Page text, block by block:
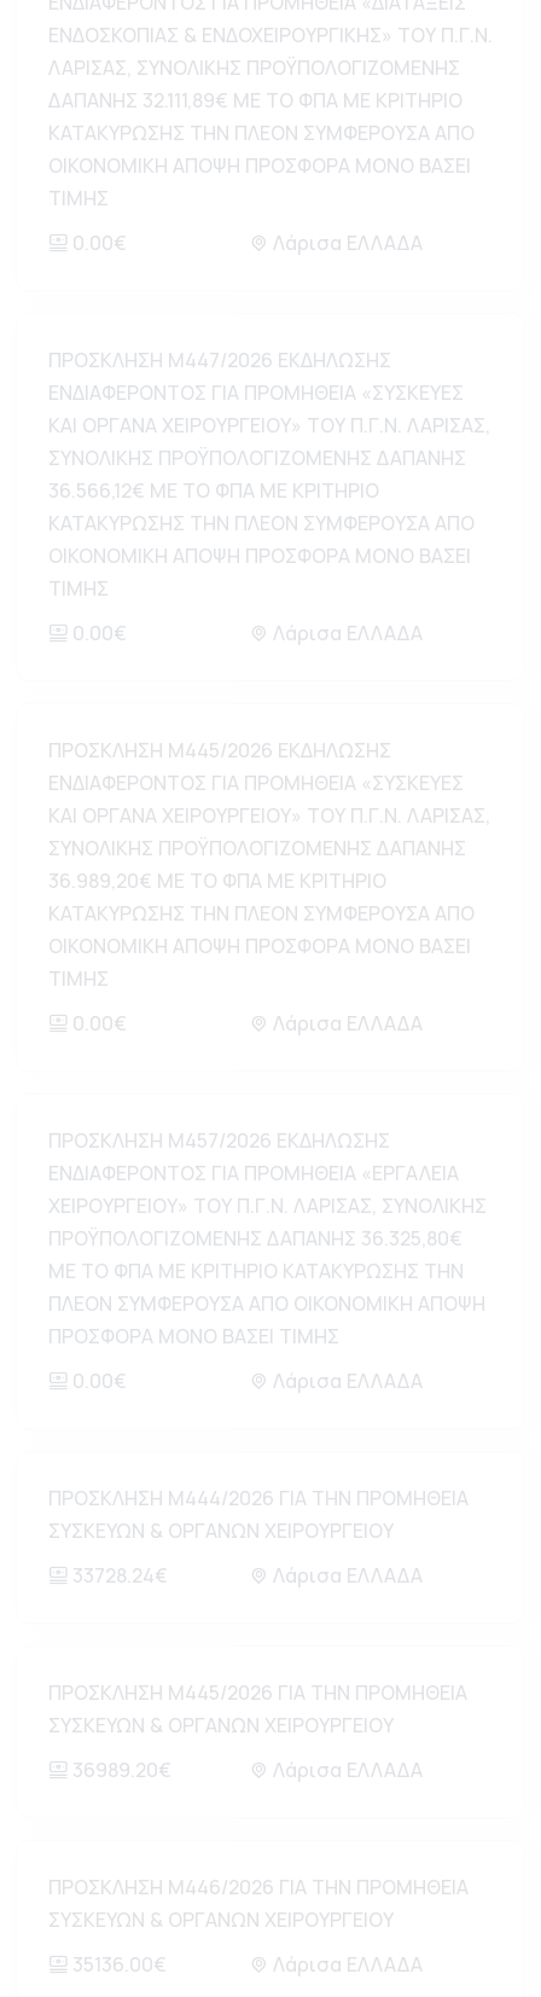
ΕΝΔΟΣΚΟΠΙΑΣ & ΕΝΔΟΧΕΙΡΟΥΡΓΙΚΗΣ» ΤΟΥ Π.Γ.Ν.
ΛΑΡΙΣΑΣ, ΣΥΝΟΛΙΚΗΣ ΠΡΟΫΠΟΛΟΓΙΖΟΜΕΝΗΣ
ΔΑΠΑΝΗΣ 32.111,89€ ΜΕ ΤΟ ΦΠΑ ΜΕ ΚΡΙΤΗΡΙΟ
ΚΑΤΑΚΥΡΩΣΗΣ ΤΗΝ ΠΛΕΟΝ ΣΥΜΦΕΡΟΥΣΑ ΑΠΟ
ΟΙΚΟΝΟΜΙΚΗ ΑΠΟΨΗ ΠΡΟΣΦΟΡΑ ΜΟΝΟ ΒΑΣΕΙ
ΤΙΜΗΣ
0.00€
Λάρισα ΕΛΛΑΔΑ
ΠΡΟΣΚΛΗΣΗ Μ447/2026 ΕΚΔΗΛΩΣΗΣ
ΕΝΔΙΑΦΕΡΟΝΤΟΣ ΓΙΑ ΠΡΟΜΗΘΕΙΑ «ΣΥΣΚΕΥΕΣ
ΚΑΙ ΟΡΓΑΝΑ ΧΕΙΡΟΥΡΓΕΙΟΥ» ΤΟΥ Π.Γ.Ν. ΛΑΡΙΣΑΣ,
ΣΥΝΟΛΙΚΗΣ ΠΡΟΫΠΟΛΟΓΙΖΟΜΕΝΗΣ ΔΑΠΑΝΗΣ
36.566,12€ ΜΕ ΤΟ ΦΠΑ ΜΕ ΚΡΙΤΗΡΙΟ
ΚΑΤΑΚΥΡΩΣΗΣ ΤΗΝ ΠΛΕΟΝ ΣΥΜΦΕΡΟΥΣΑ ΑΠΟ
ΟΙΚΟΝΟΜΙΚΗ ΑΠΟΨΗ ΠΡΟΣΦΟΡΑ ΜΟΝΟ ΒΑΣΕΙ
ΤΙΜΗΣ
0.00€
Λάρισα ΕΛΛΑΔΑ
ΠΡΟΣΚΛΗΣΗ Μ445/2026 ΕΚΔΗΛΩΣΗΣ
ΕΝΔΙΑΦΕΡΟΝΤΟΣ ΓΙΑ ΠΡΟΜΗΘΕΙΑ «ΣΥΣΚΕΥΕΣ
ΚΑΙ ΟΡΓΑΝΑ ΧΕΙΡΟΥΡΓΕΙΟΥ» ΤΟΥ Π.Γ.Ν. ΛΑΡΙΣΑΣ,
ΣΥΝΟΛΙΚΗΣ ΠΡΟΫΠΟΛΟΓΙΖΟΜΕΝΗΣ ΔΑΠΑΝΗΣ
36.989,20€ ΜΕ ΤΟ ΦΠΑ ΜΕ ΚΡΙΤΗΡΙΟ
ΚΑΤΑΚΥΡΩΣΗΣ ΤΗΝ ΠΛΕΟΝ ΣΥΜΦΕΡΟΥΣΑ ΑΠΟ
ΟΙΚΟΝΟΜΙΚΗ ΑΠΟΨΗ ΠΡΟΣΦΟΡΑ ΜΟΝΟ ΒΑΣΕΙ
ΤΙΜΗΣ
0.00€
Λάρισα ΕΛΛΑΔΑ
ΠΡΟΣΚΛΗΣΗ Μ457/2026 ΕΚΔΗΛΩΣΗΣ
ΕΝΔΙΑΦΕΡΟΝΤΟΣ ΓΙΑ ΠΡΟΜΗΘΕΙΑ «ΕΡΓΑΛΕΙΑ
ΧΕΙΡΟΥΡΓΕΙΟΥ» ΤΟΥ Π.Γ.Ν. ΛΑΡΙΣΑΣ, ΣΥΝΟΛΙΚΗΣ
ΠΡΟΫΠΟΛΟΓΙΖΟΜΕΝΗΣ ΔΑΠΑΝΗΣ 36.325,80€
ΜΕ ΤΟ ΦΠΑ ΜΕ ΚΡΙΤΗΡΙΟ ΚΑΤΑΚΥΡΩΣΗΣ ΤΗΝ
ΠΛΕΟΝ ΣΥΜΦΕΡΟΥΣΑ ΑΠΟ ΟΙΚΟΝΟΜΙΚΗ ΑΠΟΨΗ
ΠΡΟΣΦΟΡΑ ΜΟΝΟ ΒΑΣΕΙ ΤΙΜΗΣ
0.00€
Λάρισα ΕΛΛΑΔΑ
ΠΡΟΣΚΛΗΣΗ Μ444/2026 ΓΙΑ ΤΗΝ ΠΡΟΜΗΘΕΙΑ
ΣΥΣΚΕΥΩΝ & ΟΡΓΑΝΩΝ ΧΕΙΡΟΥΡΓΕΙΟΥ
33728.24€
Λάρισα ΕΛΛΑΔΑ
ΠΡΟΣΚΛΗΣΗ Μ445/2026 ΓΙΑ ΤΗΝ ΠΡΟΜΗΘΕΙΑ
ΣΥΣΚΕΥΩΝ & ΟΡΓΑΝΩΝ ΧΕΙΡΟΥΡΓΕΙΟΥ
36989.20€
Λάρισα ΕΛΛΑΔΑ
ΠΡΟΣΚΛΗΣΗ Μ446/2026 ΓΙΑ ΤΗΝ ΠΡΟΜΗΘΕΙΑ
ΣΥΣΚΕΥΩΝ & ΟΡΓΑΝΩΝ ΧΕΙΡΟΥΡΓΕΙΟΥ
35136.00€
Λάρισα ΕΛΛΑΔΑ